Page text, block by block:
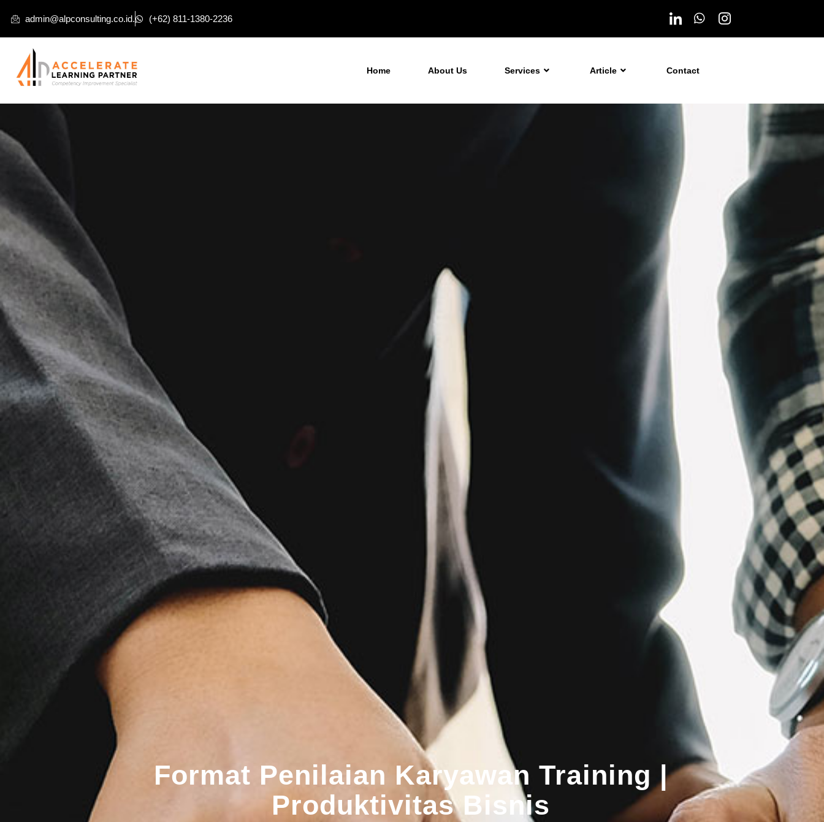
admin@alpconsulting.co.id. (+62) 811-1380-2236
Home About Us Services Article Contact
Format Penilaian Karyawan Training |
Produktivitas Bisnis